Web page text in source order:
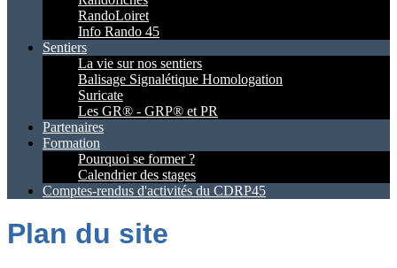
RandoLoiret
Info Rando 45
Sentiers
La vie sur nos sentiers
Balisage Signalétique Homologation
Suricate
Les GR® - GRP® et PR
Partenaires
Formation
Pourquoi se former ?
Calendrier des stages
Comptes-rendus d'activités du CDRP45
Plan du site